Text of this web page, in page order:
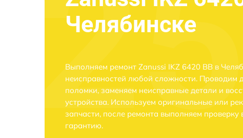
Челябинске
Выполняем ремонт Zanussi IKZ 6420 BB в
неисправностей любой сложности. Проводим
поломки, заменяем неисправные детали и
устройства. Используем оригинальные или
запчасти, после ремонта выполняем
гарантию.